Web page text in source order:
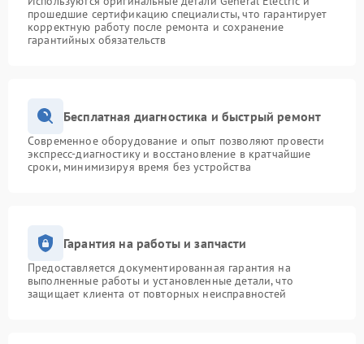
прошедшие сертификацию специалисты, что гарантирует
корректную работу после ремонта и сохранение
гарантийных обязательств
Бесплатная диагностика и быстрый ремонт
Современное оборудование и опыт позволяют провести
экспресс-диагностику и восстановление в кратчайшие
сроки, минимизируя время без устройства
Гарантия на работы и запчасти
Предоставляется документированная гарантия на
выполненные работы и установленные детали, что
защищает клиента от повторных неисправностей